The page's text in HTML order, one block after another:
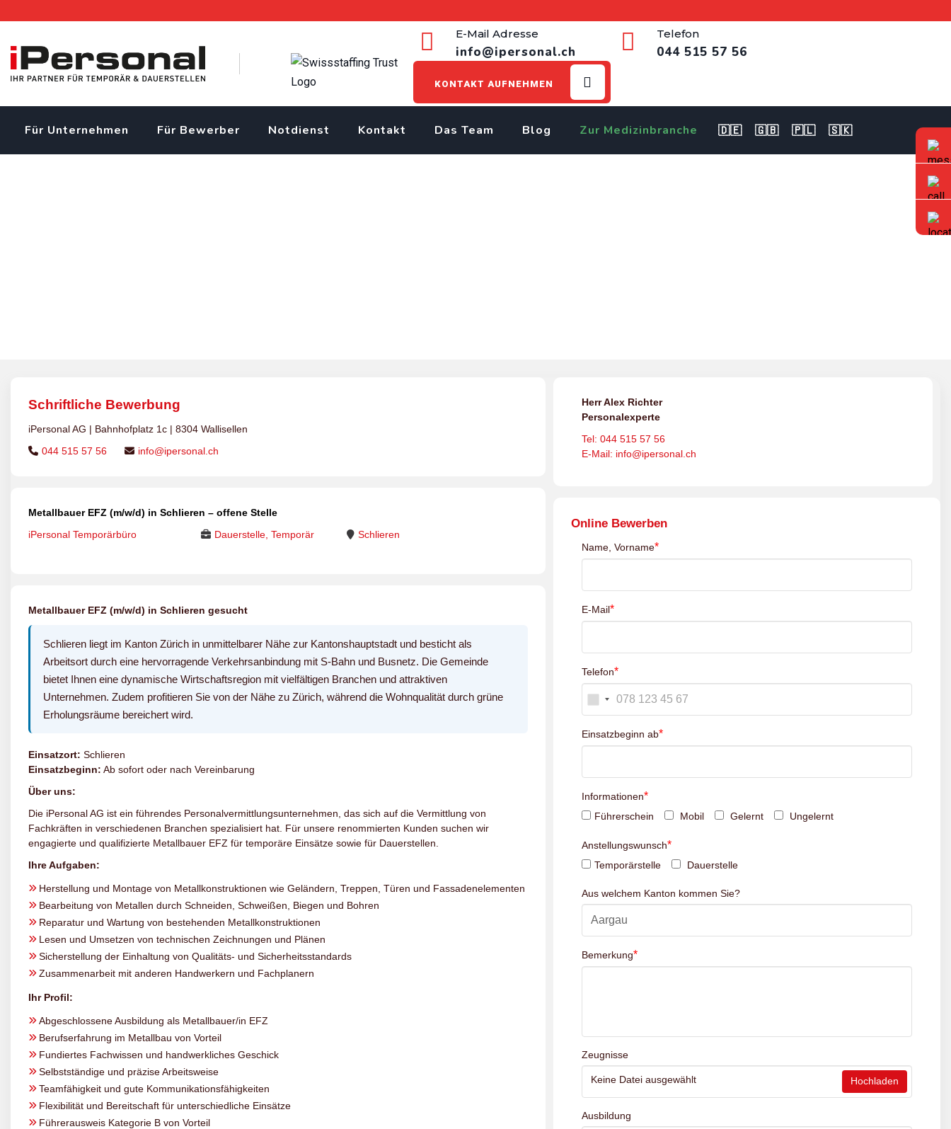
content
E-Mail Adresse
info@ipersonal.ch
Telefon
044 515 57 56
KONTAKT AUFNEHMEN
Für Unternehmen Für Bewerber Notdienst Kontakt Das Team Blog Zur Medizinbranche 🇩🇪 🇬🇧 🇵🇱 🇸🇰
Schriftliche Bewerbung
iPersonal AG | Bahnhofplatz 1c | 8304 Wallisellen
044 515 57 56
info@ipersonal.ch
Metallbauer EFZ (m/w/d) in Schlieren – offene Stelle
iPersonal Temporärbüro
Dauerstelle, Temporär Schlieren
Metallbauer EFZ (m/w/d) in Schlieren gesucht
Schlieren liegt im Kanton Zürich in unmittelbarer Nähe zur Kantonshauptstadt und besticht als
Arbeitsort durch eine hervorragende Verkehrsanbindung mit S-Bahn und Busnetz. Die Gemeinde
bietet Ihnen eine dynamische Wirtschaftsregion mit vielfältigen Branchen und attraktiven
Unternehmen. Zudem profitieren Sie von der Nähe zu Zürich, während die Wohnqualität durch grüne
Erholungsräume bereichert wird.
Einsatzort: Schlieren
Einsatzbeginn: Ab sofort oder nach Vereinbarung
Über uns:
Die iPersonal AG ist ein führendes Personalvermittlungsunternehmen, das sich auf die Vermittlung von
Fachkräften in verschiedenen Branchen spezialisiert hat. Für unsere renommierten Kunden suchen wir
engagierte und qualifizierte Metallbauer EFZ für temporäre Einsätze sowie für Dauerstellen.
Ihre Aufgaben:
Herstellung und Montage von Metallkonstruktionen wie Geländern, Treppen, Türen und Fassadenelementen
Bearbeitung von Metallen durch Schneiden, Schweißen, Biegen und Bohren
Reparatur und Wartung von bestehenden Metallkonstruktionen
Lesen und Umsetzen von technischen Zeichnungen und Plänen
Sicherstellung der Einhaltung von Qualitäts- und Sicherheitsstandards
Zusammenarbeit mit anderen Handwerkern und Fachplanern
Ihr Profil:
Abgeschlossene Ausbildung als Metallbauer/in EFZ
Berufserfahrung im Metallbau von Vorteil
Fundiertes Fachwissen und handwerkliches Geschick
Selbstständige und präzise Arbeitsweise
Teamfähigkeit und gute Kommunikationsfähigkeiten
Flexibilität und Bereitschaft für unterschiedliche Einsätze
Führerausweis Kategorie B von Vorteil
Herr Alex Richter
Personalexperte
Tel: 044 515 57 56
E-Mail: info@ipersonal.ch
Online Bewerben
Name, Vorname*
E-Mail*
Telefon*
Einsatzbeginn ab*
Informationen*
Führerschein Mobil Gelernt Ungelernt
Anstellungswunsch*
Temporärstelle Dauerstelle
Aus welchem Kanton kommen Sie?
Bemerkung*
Zeugnisse
Keine Datei ausgewählt Hochladen
Ausbildung